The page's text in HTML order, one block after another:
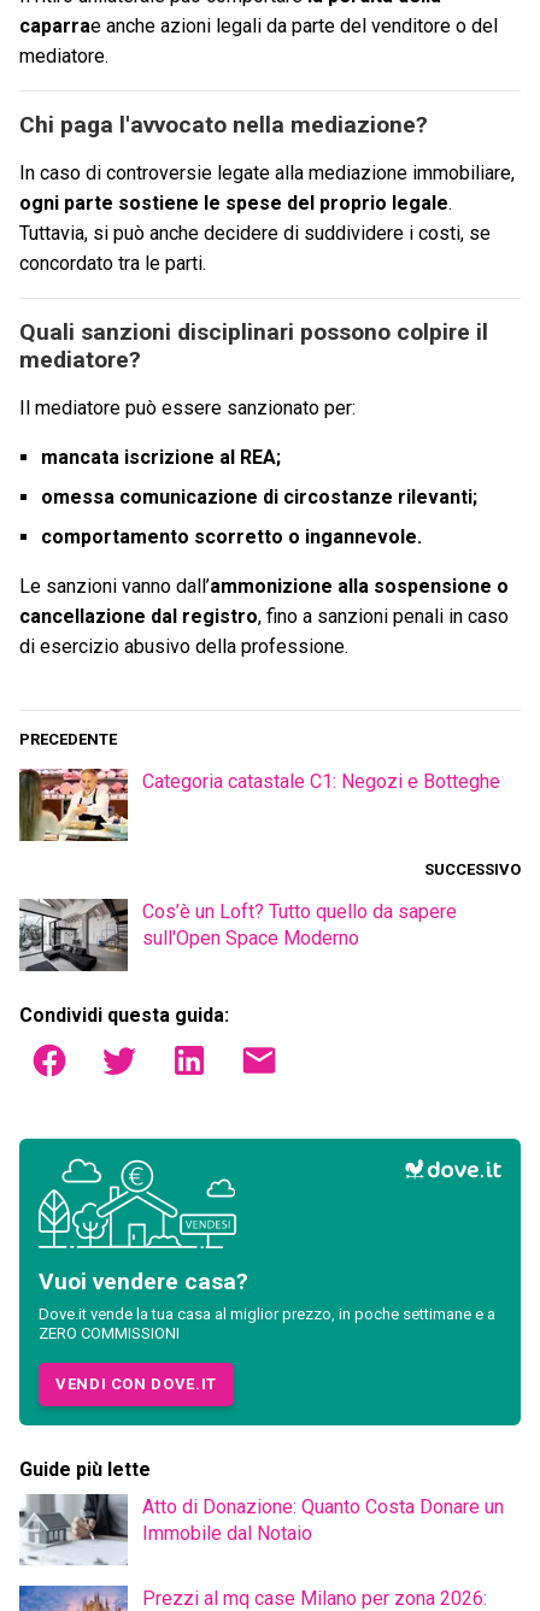
caparrae anche azioni legali da parte del venditore o del
mediatore.
Chi paga l'avvocato nella mediazione?
In caso di controversie legate alla mediazione immobiliare,
ogni parte sostiene le spese del proprio legale.
Tuttavia, si può anche decidere di suddividere i costi, se
concordato tra le parti.
Quali sanzioni disciplinari possono colpire il
mediatore?
Il mediatore può essere sanzionato per:
mancata iscrizione al REA;
omessa comunicazione di circostanze rilevanti;
comportamento scorretto o ingannevole.
Le sanzioni vanno dall’ammonizione alla sospensione o
cancellazione dal registro, fino a sanzioni penali in caso
di esercizio abusivo della professione.
PRECEDENTE
Categoria catastale C1: Negozi e Botteghe
SUCCESSIVO
Cos’è un Loft? Tutto quello da sapere
sull'Open Space Moderno
Condividi questa guida:
Vuoi vendere casa?
Dove.it vende la tua casa al miglior prezzo, in poche settimane e a
ZERO COMMISSIONI
VENDI CON DOVE.IT
Guide più lette
Atto di Donazione: Quanto Costa Donare un
Immobile dal Notaio
Prezzi al mq case Milano per zona 2026: